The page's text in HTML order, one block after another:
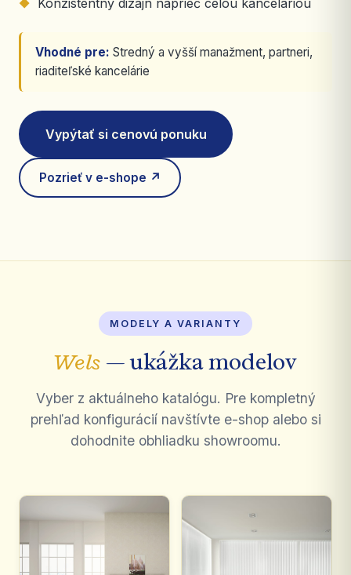
Konzistentný dizajn naprieč celou kanceláriou
Vhodné pre: Stredný a vyšší manažment, partneri,
riaditeľské kancelárie
Vypýtať si cenovú ponuku
Pozrieť v e-shope ↗
MODELY A VARIANTY
Wels— ukážka modelov
Vyber z aktuálneho katalógu. Pre kompletný
prehľad konfigurácií navštívte e-shop alebo si
dohodnite obhliadku showroomu.